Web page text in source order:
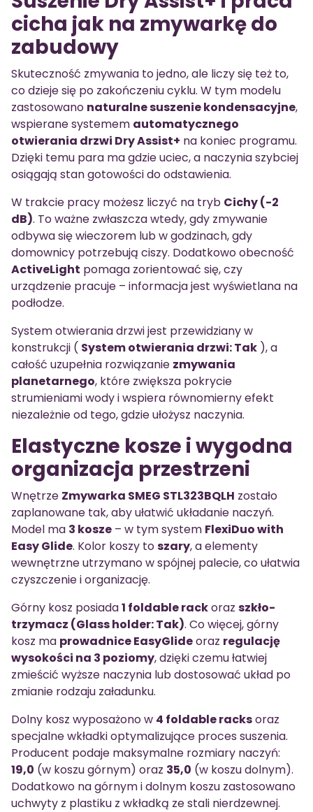
cicha jak na zmywarkę do
zabudowy
Skuteczność zmywania to jedno, ale liczy się też to,
co dzieje się po zakończeniu cyklu. W tym modelu
zastosowano naturalne suszenie kondensacyjne,
wspierane systemem automatycznego
otwierania drzwi Dry Assist+ na koniec programu.
Dzięki temu para ma gdzie uciec, a naczynia szybciej
osiągają stan gotowości do odstawienia.
W trakcie pracy możesz liczyć na tryb Cichy (-2
dB). To ważne zwłaszcza wtedy, gdy zmywanie
odbywa się wieczorem lub w godzinach, gdy
domownicy potrzebują ciszy. Dodatkowo obecność
ActiveLight pomaga zorientować się, czy
urządzenie pracuje – informacja jest wyświetlana na
podłodze.
System otwierania drzwi jest przewidziany w
konstrukcji ( System otwierania drzwi: Tak ), a
całość uzupełnia rozwiązanie zmywania
planetarnego, które zwiększa pokrycie
strumieniami wody i wspiera równomierny efekt
niezależnie od tego, gdzie ułożysz naczynia.
Elastyczne kosze i wygodna
organizacja przestrzeni
Wnętrze Zmywarka SMEG STL323BQLH zostało
zaplanowane tak, aby ułatwić układanie naczyń.
Model ma 3 kosze – w tym system FlexiDuo with
Easy Glide. Kolor koszy toszary, a elementy
wewnętrzne utrzymano w spójnej palecie, co ułatwia
czyszczenie i organizację.
Górny kosz posiada1 foldable rackoraz szkło-
trzymacz (Glass holder: Tak). Co więcej, górny
kosz ma prowadnice EasyGlideoraz regulację
wysokości na 3 poziomy, dzięki czemu łatwiej
zmieścić wyższe naczynia lub dostosować układ po
zmianie rodzaju załadunku.
Dolny kosz wyposażono w 4 foldable racksoraz
specjalne wkładki optymalizujące proces suszenia.
Producent podaje maksymalne rozmiary naczyń:
19,0 (w koszu górnym) oraz 35,0 (w koszu dolnym).
Dodatkowo na górnym i dolnym koszu zastosowano
uchwyty z plastiku z wkładką ze stali nierdzewnej.